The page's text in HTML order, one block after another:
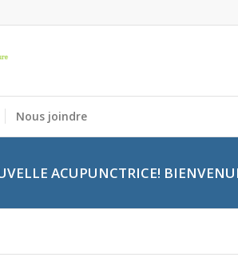
Nous joindre
ACUPUNCTRICE!